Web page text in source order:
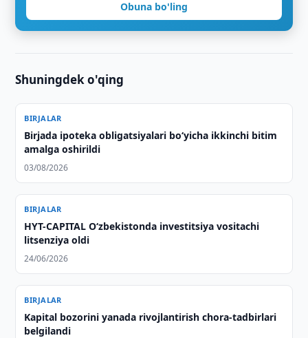
Obuna bo'ling
Shuningdek o'qing
BIRJALAR
Birjada ipoteka obligatsiyalari bo‘yicha ikkinchi bitim
amalga oshirildi
03/08/2026
BIRJALAR
HYT-CAPITAL O‘zbekistonda investitsiya vositachi
litsenziya oldi
24/06/2026
BIRJALAR
Kapital bozorini yanada rivojlantirish chora-tadbirlari
belgilandi